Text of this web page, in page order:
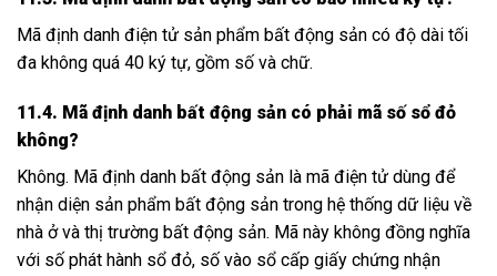
Mã định danh điện tử sản phẩm bất động sản có độ dài tối
đa không quá 40 ký tự, gồm số và chữ.
11.4. Mã định danh bất động sản có phải mã số sổ đỏ
không?
Không. Mã định danh bất động sản là mã điện tử dùng để
nhận diện sản phẩm bất động sản trong hệ thống dữ liệu về
nhà ở và thị trường bất động sản. Mã này không đồng nghĩa
với số phát hành sổ đỏ, số vào sổ cấp giấy chứng nhận